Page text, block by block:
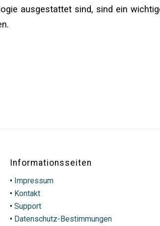
ausgestattet sind, sind ein
Informationsseiten
• Impressum
• Kontakt
• Support
• Datenschutz-Bestimmungen